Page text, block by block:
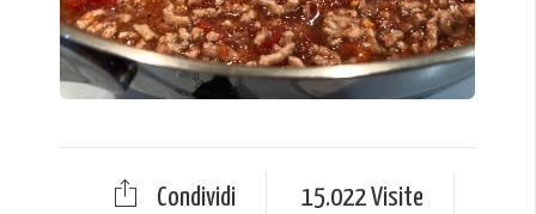
Condividi
15.022 Visite